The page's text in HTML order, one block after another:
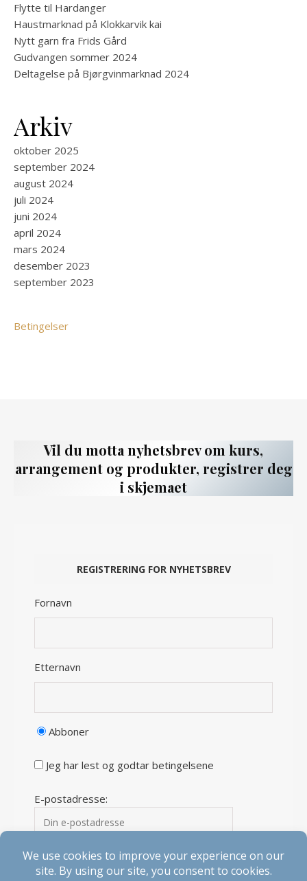
Flytte til Hardanger
Haustmarknad på Klokkarvik kai
Nytt garn fra Frids Gård
Gudvangen sommer 2024
Deltagelse på Bjørgvinmarknad 2024
Arkiv
oktober 2025
september 2024
august 2024
juli 2024
juni 2024
april 2024
mars 2024
desember 2023
september 2023
Betingelser
Vil du motta nyhetsbrev om kurs,
arrangement og produkter, registrer deg
i skjemaet
Fornavn
Etternavn
Abboner
Jeg har lest og godtar betingelsene
E-postadresse: